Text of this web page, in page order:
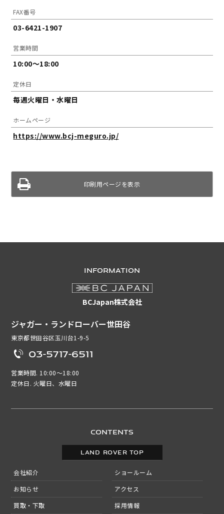
FAX番号
03-6421-1907
営業時間
10:00～18:00
定休日
毎週火曜日・水曜日
ホームページ
https://www.bcj-meguro.jp/
印刷用ページを表示
CONTENTS
LAND ROVER TOP
会社紹介
お知らせ
買取・下取
ショールーム
アクセス
採用情報
INFORMATION
BCJapan株式会社
ジャガー・ランドローバー世田谷
東京都世田谷区玉川台1-9-5
03-5717-6511
営業時間. 10:00～18:00
定休日. 火曜日、水曜日